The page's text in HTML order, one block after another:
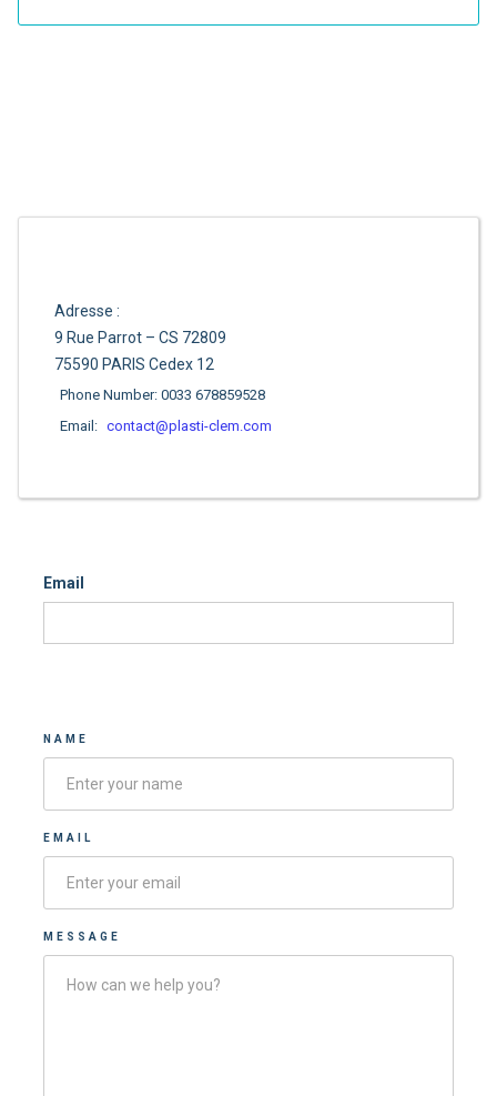
Email
NAME
EMAIL
MESSAGE
Adresse :
9 Rue Parrot – CS 72809
75590 PARIS Cedex 12
Phone Number: 0033 678859528
Email: contact@plasti-clem.com